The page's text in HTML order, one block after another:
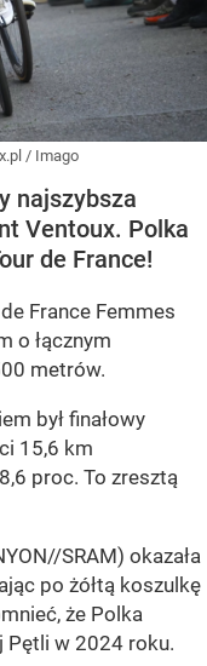
/ Imago
najszybsza
Ventoux. Polka
de France!
France Femmes
o łącznym
metrów.
był finałowy
15,6 km
proc. To zresztą
SRAM) okazała
po żółtą koszulkę
że Polka
Pętli w 2024 roku.